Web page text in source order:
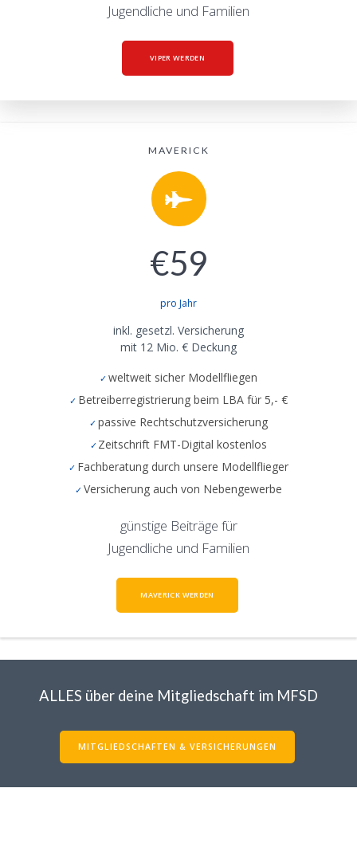
Jugendliche und Familien
VIPER WERDEN
MAVERICK
€59
pro Jahr
inkl. gesetzl. Versicherung
mit 12 Mio. € Deckung
weltweit sicher Modellfliegen
Betreiberregistrierung beim LBA für 5,- €
passive Rechtschutzversicherung
Zeitschrift FMT-Digital kostenlos
Fachberatung durch unsere Modellflieger
Versicherung auch von Nebengewerbe
günstige Beiträge für
Jugendliche und Familien
MAVERICK WERDEN
ALLES über deine Mitgliedschaft im MFSD
MITGLIEDSCHAFTEN & VERSICHERUNGEN